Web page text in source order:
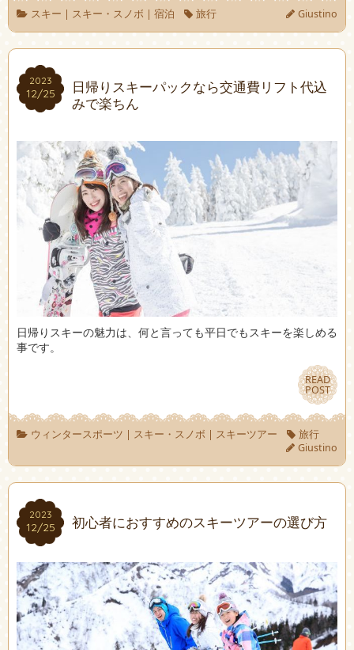
スキー | スキー・スノボ | 宿泊 旅行 Giustino
2023
12/25
2023
12/25
日帰りスキーパックなら交通費リフト代込
みで楽ちん
日帰りスキーの魅力は、何と言っても平日でもスキーを楽しめる
事です。
READ
POST
READ
POST
ウィンタースポーツ | スキー・スノボ | スキーツアー
旅行
Giustino
2023
12/25
2023
12/25 初心者におすすめのスキーツアーの選び方